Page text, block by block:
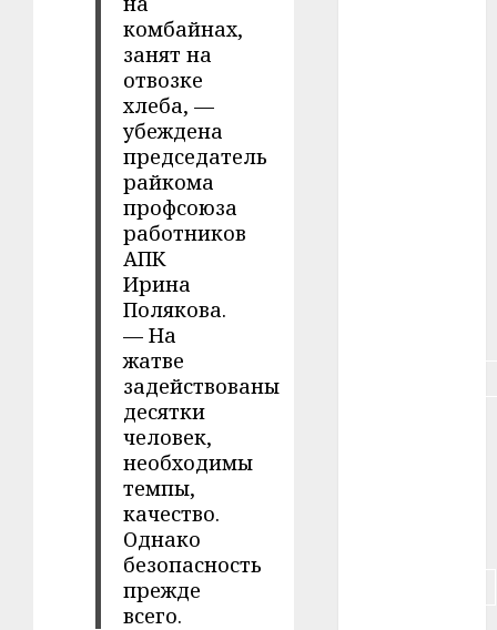
комбайнах,
занят на
отвозке
хлеба, —
убеждена
председатель
райкома
профсоюза
работников
АПК
Ирина
Полякова.
— На
жатве
задействованы
десятки
человек,
необходимы
темпы,
качество.
Однако
безопасность
прежде
всего.